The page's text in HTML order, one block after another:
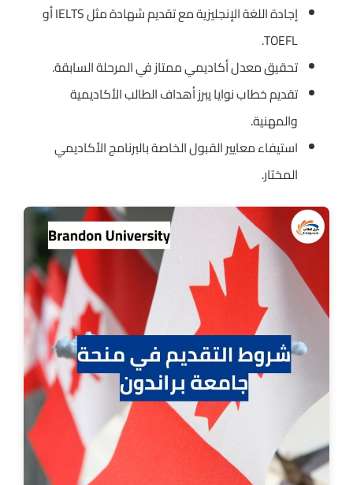
إجادة اللغة الإنجليزية مع تقديم شهادة مثل IELTS أو
TOEFL.
تحقيق معدل أكاديمي ممتاز في المرحلة السابقة.
تقديم خطاب نوايا يبرز أهداف الطالب الأكاديمية
والمهنية.
استيفاء معايير القبول الخاصة بالبرنامج الأكاديمي
المختار.